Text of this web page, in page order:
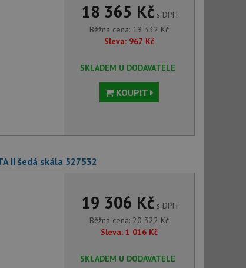
18 365 Kčs DPH
Běžná cena: 19 332 Kč
Sleva: 967 Kč
SKLADEM U DODAVATELE
KOUPIT
II šedá skála 527532
19 306 Kčs DPH
Běžná cena: 20 322 Kč
Sleva: 1 016 Kč
SKLADEM U DODAVATELE